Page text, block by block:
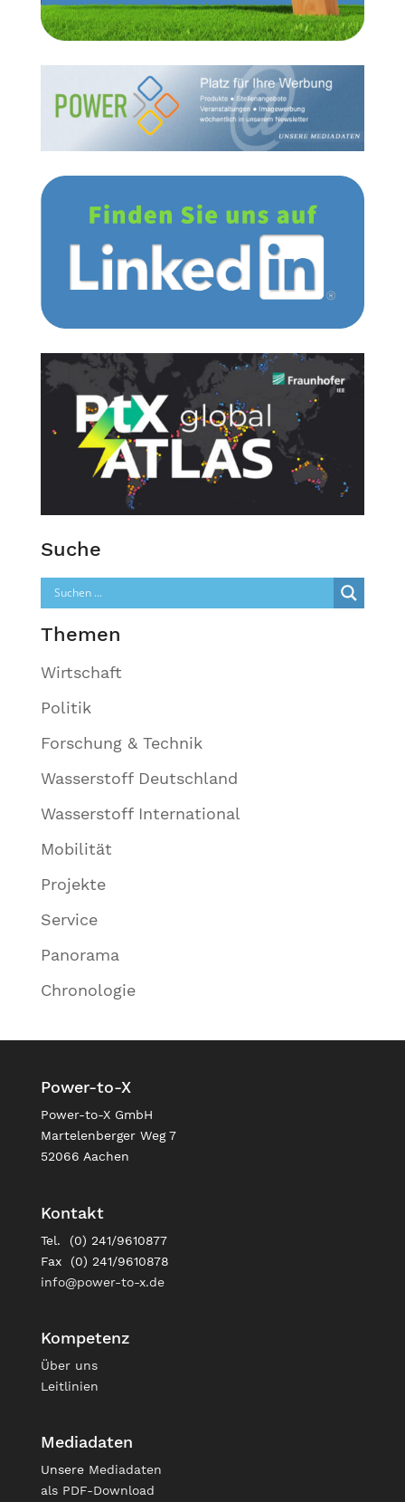
Suche
Themen
Wirtschaft
Politik
Forschung & Technik
Wasserstoff Deutschland
Wasserstoff International
Mobilität
Projekte
Service
Panorama
Chronologie
Power-to-X
Power-to-X GmbH
Martelenberger Weg 7
52066 Aachen
Kontakt
Tel. (0) 241/9610877
Fax (0) 241/9610878
info@power-to-x.de
Kompetenz
Über uns
Leitlinien
Mediadaten
Unsere Mediadaten
als PDF-Download